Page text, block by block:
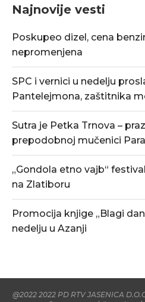
Najnovije vesti
Poskupeo dizel, cena
nepromenjena
SPC i vernici u nedelju
Pantelejmona, zaštitnika
Sutra je Petka Trnova –
prepodobnoj mučenici
„Gondola etno vajb“
na Zlatiboru
Promocija knjige „Blagi
nedelju u Azanji
@2022 2022 PD RTV JASENICA